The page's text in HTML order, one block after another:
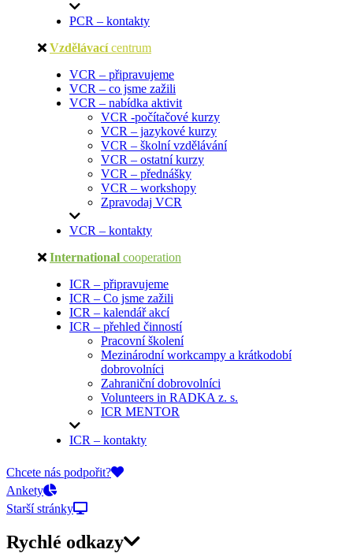
PCR – kontakty
Vzdělávací centrum
VCR – připravujeme
VCR – co jsme zažili
VCR – nabídka aktivit
VCR -počítačové kurzy
VCR – jazykové kurzy
VCR – školní vzdělávání
VCR – ostatní kurzy
VCR – přednášky
VCR – workshopy
Zpravodaj VCR
VCR – kontakty
International cooperation
ICR – připravujeme
ICR – Co jsme zažili
ICR – kalendář akcí
ICR – přehled činností
Pracovní školení
Mezinárodní workcampy a krátkodobí
dobrovolníci
Zahraniční dobrovolníci
Volunteers in RADKA z. s.
ICR MENTOR
ICR – kontakty
On-line přihlášky
Chcete nás podpořit?
Ankety
Starší stránky
Rychlé odkazy